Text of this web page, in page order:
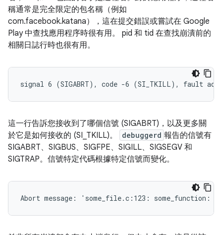
稱通常是完全限定的包名稱（例如
com.facebook.katana），這在提交錯誤或嘗試在 Google
Play 中查找應用程序時很有用。 pid 和 tid 在查找崩潰前的
相關日誌行時也很有用。
這一行告訴您接收到了哪個信號 (SIGABRT)，以及更多關
於它是如何接收的 (SI_TKILL)。
debuggerd 報告的信號有
SIGABRT、SIGBUS、SIGFPE、SIGILL、SIGSEGV 和
SIGTRAP。信號特定代碼根據特定信號而變化。